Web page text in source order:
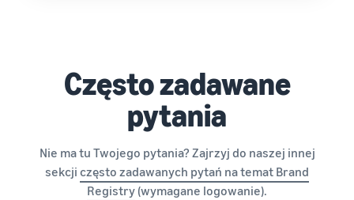
Często zadawane
pytania
Nie ma tu Twojego pytania? Zajrzyj do naszej innej
sekcji często zadawanych pytań na temat Brand
Registry (wymagane logowanie).